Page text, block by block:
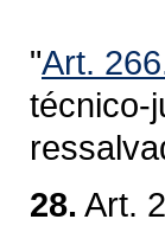
"Art.
técnico-
28. Art.